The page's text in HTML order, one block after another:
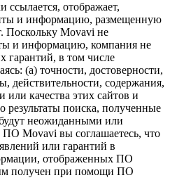
отображает,
и информацию, размещенную
Поскольку Movavi не
и информацию, компания не
гарантий, в том числе
(а) точности, достоверности,
действительности, содержания,
или качества этих сайтов и
поиска, полученные
неожиданными или
Movavi вы соглашаетесь, что
или гарантий в
отображенных ПО
получен при помощи ПО